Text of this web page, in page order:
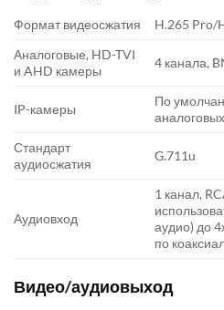
Формат видеосжатия
H.265 Pro/
Аналоговые, HD-TVI
и AHD камеры
4 канала,
IP-камеры
По
Стандарт
аудиосжатия
G.711u
Аудиовход
1 канал,
аудио) до
по
Видео/аудиовыход